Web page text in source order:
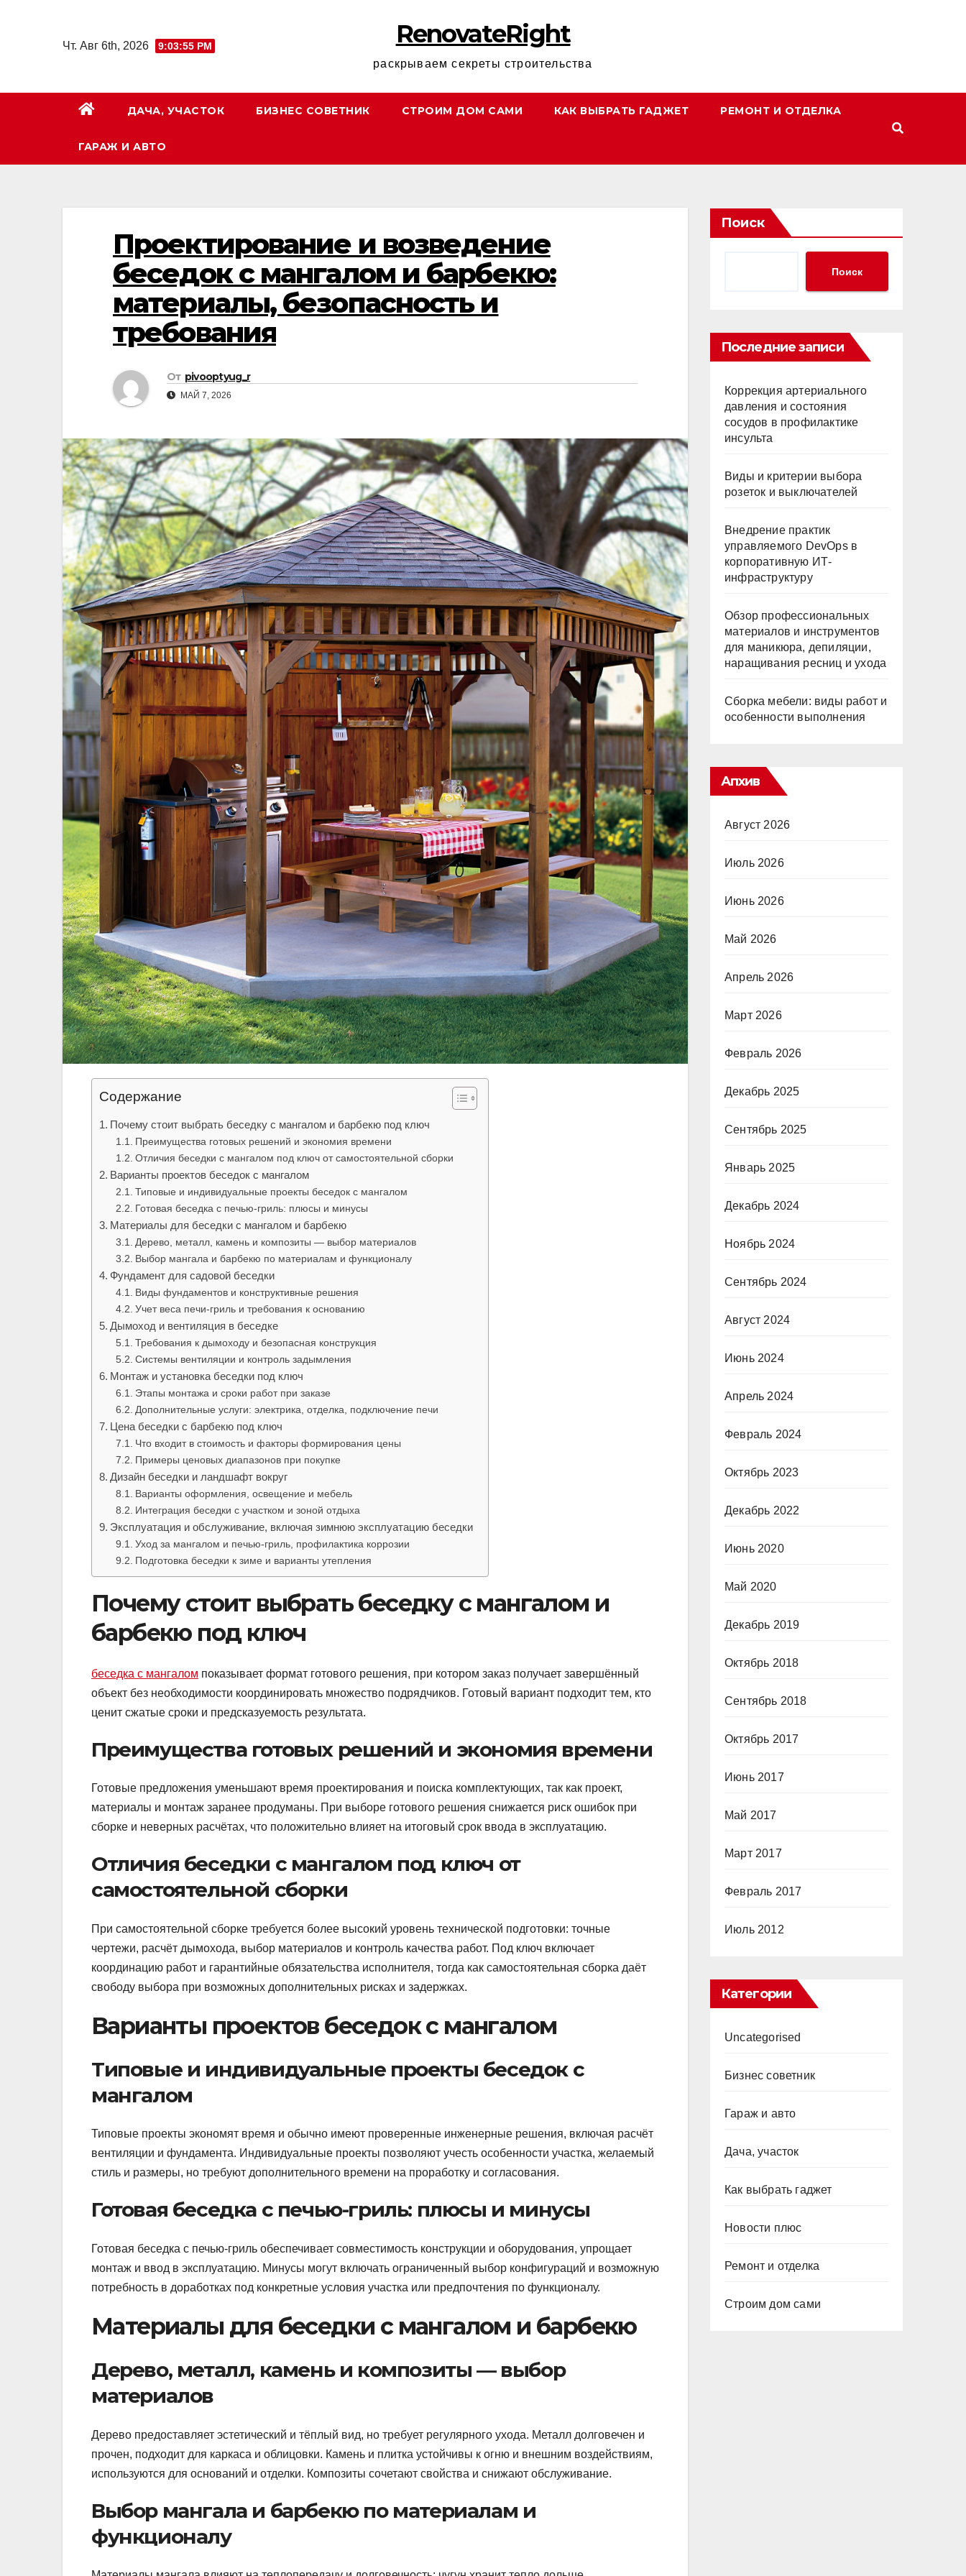
содержимому
Чт. Авг 6th, 2026 9:03:56 PM RenovateRight
раскрываем секреты строительства
ДАЧА, УЧАСТОК БИЗНЕС СОВЕТНИК СТРОИМ ДОМ САМИ КАК ВЫБРАТЬ ГАДЖЕТ РЕМОНТ И ОТДЕЛКА
ГАРАЖ И АВТО
Проектирование и возведение
беседок с мангалом и барбекю:
материалы, безопасность и
требования
От pivooptyug_r
МАЙ 7, 2026
Содержание
Почему стоит выбрать беседку с мангалом и барбекю под ключ
Преимущества готовых решений и экономия времени
Отличия беседки с мангалом под ключ от самостоятельной сборки
Варианты проектов беседок с мангалом
Типовые и индивидуальные проекты беседок с мангалом
Готовая беседка с печью-гриль: плюсы и минусы
Материалы для беседки с мангалом и барбекю
Дерево, металл, камень и композиты — выбор материалов
Выбор мангала и барбекю по материалам и функционалу
Фундамент для садовой беседки
Виды фундаментов и конструктивные решения
Учет веса печи-гриль и требования к основанию
Дымоход и вентиляция в беседке
Требования к дымоходу и безопасная конструкция
Системы вентиляции и контроль задымления
Монтаж и установка беседки под ключ
Этапы монтажа и сроки работ при заказе
Дополнительные услуги: электрика, отделка, подключение печи
Цена беседки с барбекю под ключ
Что входит в стоимость и факторы формирования цены
Примеры ценовых диапазонов при покупке
Дизайн беседки и ландшафт вокруг
Варианты оформления, освещение и мебель
Интеграция беседки с участком и зоной отдыха
Эксплуатация и обслуживание, включая зимнюю эксплуатацию беседки
Уход за мангалом и печью-гриль, профилактика коррозии
Подготовка беседки к зиме и варианты утепления
Почему стоит выбрать беседку с мангалом и
барбекю под ключ
беседка с мангалом показывает формат готового решения, при котором заказ получает завершённый
объект без необходимости координировать множество подрядчиков. Готовый вариант подходит тем, кто
ценит сжатые сроки и предсказуемость результата.
Преимущества готовых решений и экономия времени
Готовые предложения уменьшают время проектирования и поиска комплектующих, так как проект,
материалы и монтаж заранее продуманы. При выборе готового решения снижается риск ошибок при
сборке и неверных расчётах, что положительно влияет на итоговый срок ввода в эксплуатацию.
Отличия беседки с мангалом под ключ от
самостоятельной сборки
При самостоятельной сборке требуется более высокий уровень технической подготовки: точные
чертежи, расчёт дымохода, выбор материалов и контроль качества работ. Под ключ включает
координацию работ и гарантийные обязательства исполнителя, тогда как самостоятельная сборка даёт
свободу выбора при возможных дополнительных рисках и задержках.
Варианты проектов беседок с мангалом
Типовые и индивидуальные проекты беседок с
мангалом
Типовые проекты экономят время и обычно имеют проверенные инженерные решения, включая расчёт
вентиляции и фундамента. Индивидуальные проекты позволяют учесть особенности участка, желаемый
стиль и размеры, но требуют дополнительного времени на проработку и согласования.
Готовая беседка с печью-гриль: плюсы и минусы
Готовая беседка с печью-гриль обеспечивает совместимость конструкции и оборудования, упрощает
монтаж и ввод в эксплуатацию. Минусы могут включать ограниченный выбор конфигураций и возможную
потребность в доработках под конкретные условия участка или предпочтения по функционалу.
Материалы для беседки с мангалом и барбекю
Дерево, металл, камень и композиты — выбор
материалов
Дерево предоставляет эстетический и тёплый вид, но требует регулярного ухода. Металл долговечен и
прочен, подходит для каркаса и облицовки. Камень и плитка устойчивы к огню и внешним воздействиям,
используются для оснований и отделки. Композиты сочетают свойства и снижают обслуживание.
Выбор мангала и барбекю по материалам и
функционалу
Поиск
Поиск
Последние записи
Коррекция артериального
давления и состояния
сосудов в профилактике
инсульта
Виды и критерии выбора
розеток и выключателей
Внедрение практик
управляемого DevOps в
корпоративную ИТ-
инфраструктуру
Обзор профессиональных
материалов и инструментов
для маникюра, депиляции,
наращивания ресниц и ухода
Сборка мебели: виды работ и
особенности выполнения
Апхив
Август 2026
Июль 2026
Июнь 2026
Май 2026
Апрель 2026
Март 2026
Февраль 2026
Декабрь 2025
Сентябрь 2025
Январь 2025
Декабрь 2024
Ноябрь 2024
Сентябрь 2024
Август 2024
Июнь 2024
Апрель 2024
Февраль 2024
Октябрь 2023
Декабрь 2022
Июнь 2020
Май 2020
Декабрь 2019
Октябрь 2018
Сентябрь 2018
Октябрь 2017
Июнь 2017
Май 2017
Март 2017
Февраль 2017
Июль 2012
Категории
Uncategorised
Бизнес советник
Гараж и авто
Дача, участок
Как выбрать гаджет
Новости плюс
Ремонт и отделка
Строим дом сами